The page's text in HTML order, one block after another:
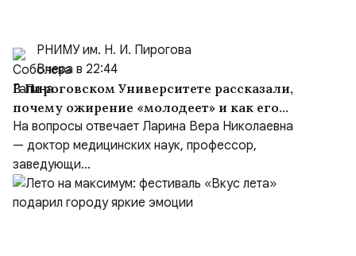
РНИМУ им. Н. И. Пирогова
Вчера в 22:44
В Пироговском Университете рассказали,
почему ожирение «молодеет» и как его
предотвра
На вопросы отвечает Ларина Вера Николаевна
— доктор медицинских наук, профессор,
заведующи...